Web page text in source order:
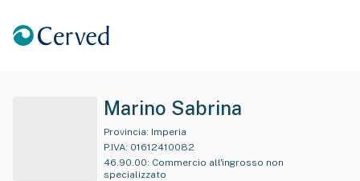
Marino Sabrina
Provincia: Imperia
P.IVA: 01612410082
46.90.00: Commercio all'ingrosso non
specializzato